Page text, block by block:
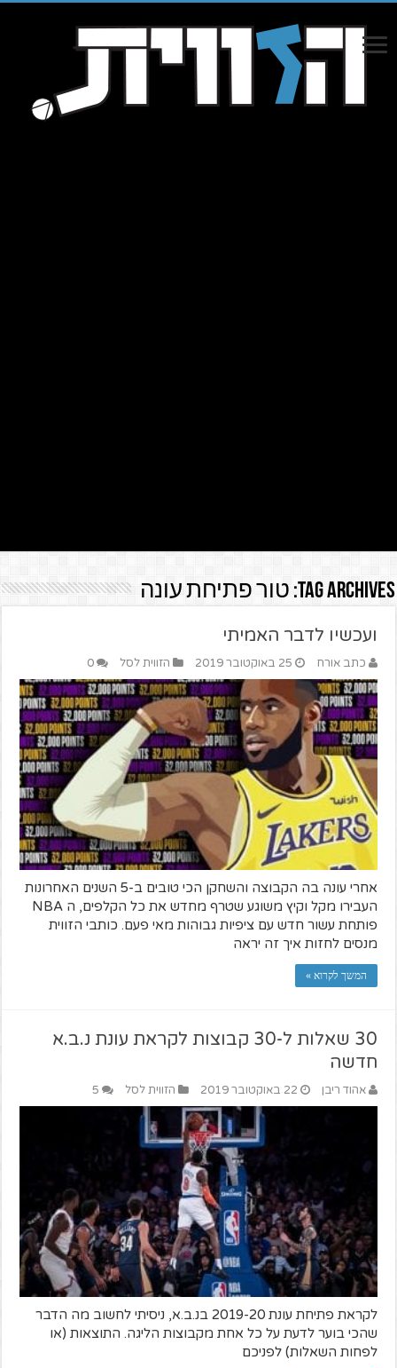
Tag Archives: טור פתיחת עונה
ועכשיו לדבר האמיתי
כתב אורח 25 באוקטובר 2019 הזווית לסל 0
אחרי עונה בה הקבוצה והשחקן הכי טובים ב-5 השנים האחרונות
העבירו מקל וקיץ משוגע שטרף מחדש את כל הקלפים, ה NBA
פותחת עשור חדש עם ציפיות גבוהות מאי פעם. כותבי הזווית
מנסים לחזות איך זה יראה
המשך לקרוא »
30 שאלות ל-30 קבוצות לקראת עונת נ.ב.א
חדשה
אהוד ריבן 22 באוקטובר 2019 הזווית לסל 5
לקראת פתיחת עונת 2019-20 בנ.ב.א, ניסיתי לחשוב מה הדבר
שהכי בוער לדעת על כל אחת מקבוצות הליגה. התוצאות (או
לפחות השאלות) לפניכם